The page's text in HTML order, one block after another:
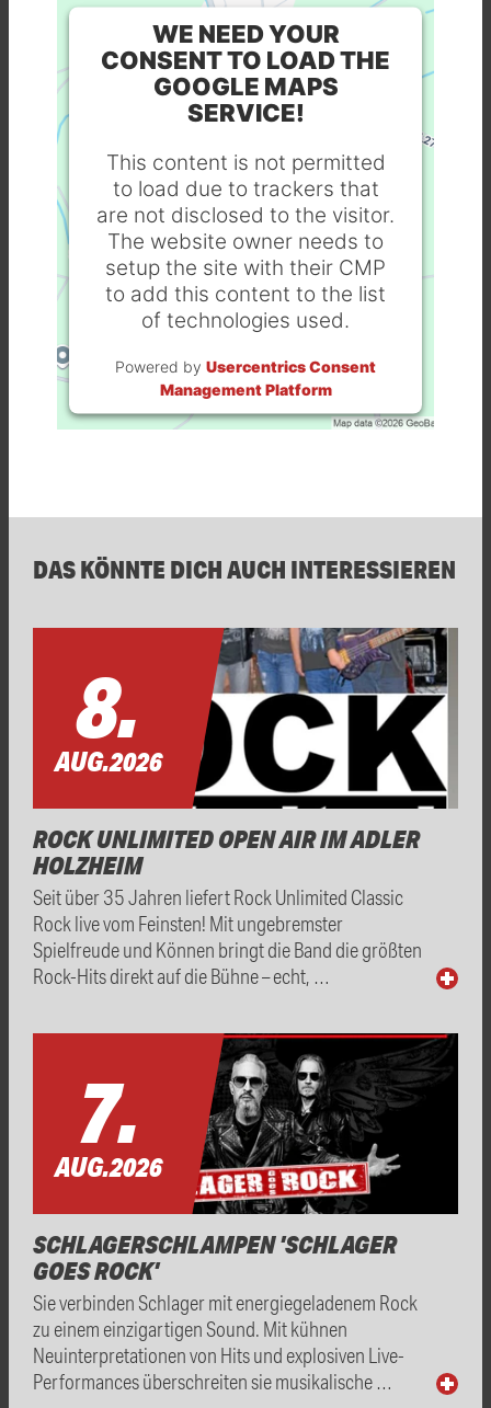
WE NEED YOUR
CONSENT TO LOAD THE
GOOGLE MAPS
SERVICE!
This content is not permitted
to load due to trackers that
are not disclosed to the visitor.
The website owner needs to
setup the site with their CMP
to add this content to the list
of technologies used.
Powered by Usercentrics Consent
Management Platform
DAS KÖNNTE DICH AUCH INTERESSIEREN
8.
AUG.2026
ROCK UNLIMITED OPEN AIR IM ADLER
HOLZHEIM
Seit über 35 Jahren liefert Rock Unlimited Classic
Rock live vom Feinsten! Mit ungebremster
Spielfreude und Können bringt die Band die größten
Rock-Hits direkt auf die Bühne – echt, …
7.
AUG.2026
SCHLAGERSCHLAMPEN 'SCHLAGER
GOES ROCK'
Sie verbinden Schlager mit energiegeladenem Rock
zu einem einzigartigen Sound. Mit kühnen
Neuinterpretationen von Hits und explosiven Live-
Performances überschreiten sie musikalische …